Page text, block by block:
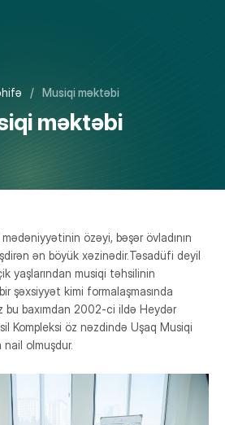
və daxili imkanlari
Beynəlxalq bölmə
/ Musiqi məktəbi
məktəbi
özəyi, bəşər övladının
ən böyük xəzinədir.Təsadüfi deyil
yaşlarından musiqi təhsilinin
şəxsiyyət kimi formalaşmasında
bu baxımdan 2002-ci ildə Heydər
Kompleksi öz nəzdində Uşaq Musiqi
olmuşdur.